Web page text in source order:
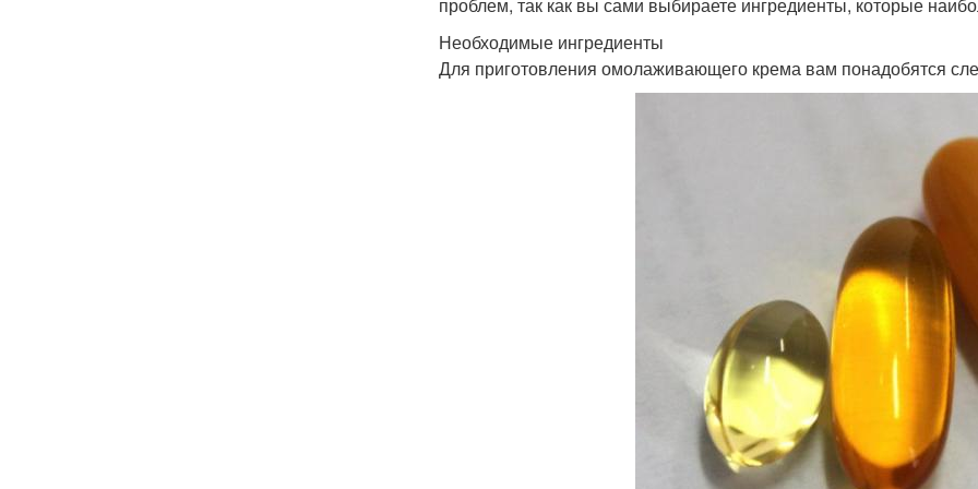
Необходимые ингредиенты
Для приготовления омолаживающего крема вам понадобятся